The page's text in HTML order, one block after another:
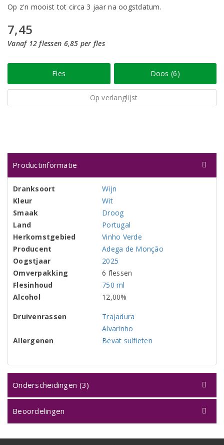
Op z'n mooist tot circa 3 jaar na oogstdatum.
7,45
Vanaf 12 flessen 6,85 per fles
Fles Doos (6)
Op verlanglijst
Productinformatie
Dranksoort
Wijn
Kleur
Wit
Smaak
Droog
Land
Portugal
Herkomstgebied
Vinho Verde
Producent
Adega de Monção
Oogstjaar
2025
Omverpakking
6 flessen
Flesinhoud
750 ml
Alcohol
12,00%
Druivenrassen
Trajadura
Alvarinho
Allergenen
Bevat sulfieten
Onderscheidingen (3)
Beoordelingen